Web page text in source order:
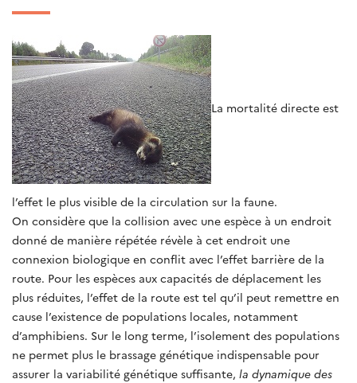
La mortalité directe est
l’effet le plus visible de la circulation sur la faune.
On considère que la collision avec une espèce à un endroit
donné de manière répétée révèle à cet endroit une
connexion biologique en conflit avec l’effet barrière de la
route. Pour les espèces aux capacités de déplacement les
plus réduites, l’effet de la route est tel qu’il peut remettre en
cause l’existence de populations locales, notamment
d’amphibiens. Sur le long terme, l’isolement des populations
ne permet plus le brassage génétique indispensable pour
assurer la variabilité génétique suffisante, la dynamique des